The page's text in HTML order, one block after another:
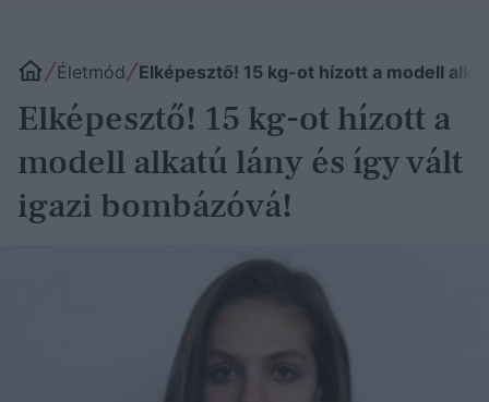
Életmód Elképesztő! 15 kg-ot hízott a modell
Elképesztő! 15 kg-ot hízott a
modell alkatú lány és így vált
igazi bombázóvá!